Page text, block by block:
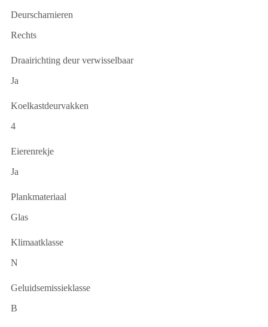
Deurscharnieren
Rechts
Draairichting deur verwisselbaar
Ja
Koelkastdeurvakken
4
Eierenrekje
Ja
Plankmateriaal
Glas
Klimaatklasse
N
Geluidsemissieklasse
B